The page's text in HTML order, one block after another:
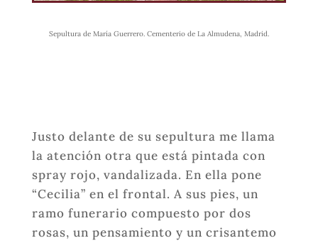
Sepultura de María Guerrero. Cementerio de La Almudena, Madrid.
Justo delante de su sepultura me llama
la atención otra que está pintada con
spray rojo, vandalizada. En ella pone
“Cecilia” en el frontal. A sus pies, un
ramo funerario compuesto por dos
rosas, un pensamiento y un crisantemo